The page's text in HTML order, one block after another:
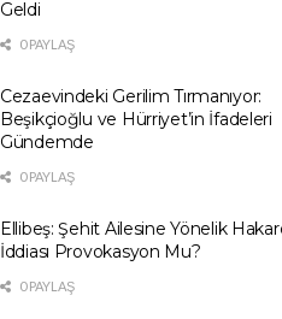
Geldi
0 PAYLAŞ
Cezaevindeki Gerilim Tırmanıyor:
Beşikçioğlu ve Hürriyet’in İfadeleri
Gündemde
0 PAYLAŞ
Ellibeş: Şehit Ailesine Yönelik
İddiası Provokasyon Mu?
0 PAYLAŞ